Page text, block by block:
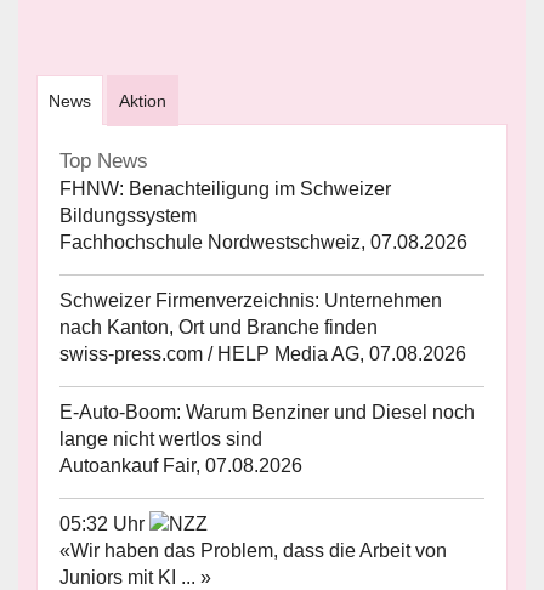
News Aktion
Top News
FHNW: Benachteiligung im Schweizer
Bildungssystem
Fachhochschule Nordwestschweiz, 07.08.2026
Schweizer Firmenverzeichnis: Unternehmen
nach Kanton, Ort und Branche finden
swiss-press.com / HELP Media AG, 07.08.2026
E-Auto-Boom: Warum Benziner und Diesel noch
lange nicht wertlos sind
Autoankauf Fair, 07.08.2026
05:32 Uhr
«Wir haben das Problem, dass die Arbeit von
Juniors mit KI ... »